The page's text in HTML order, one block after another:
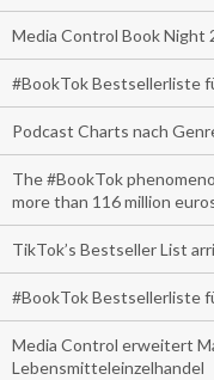
Media Control Book Night
#BookTok Bestsellerliste
Podcast Charts nach
The #BookTok
more than 116 million
TikTok’s Bestseller List
#BookTok Bestsellerliste
Media Control erweitert
Lebensmitteleinzelhandel